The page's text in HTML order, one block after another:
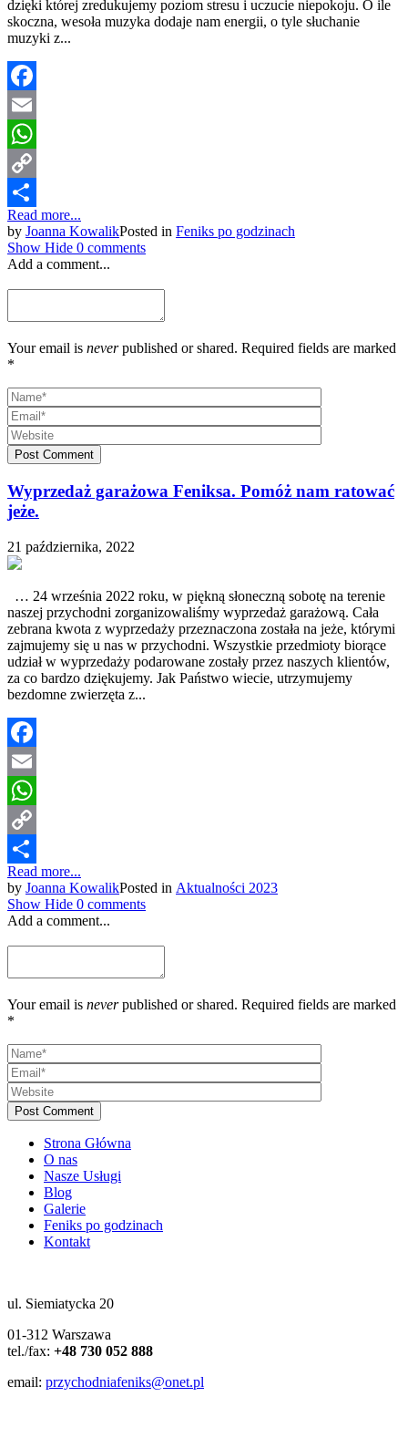
dzięki której zredukujemy poziom stresu i uczucie niepokoju. O ile
skoczna, wesoła muzyka dodaje nam energii, o tyle słuchanie
muzyki z...
Facebook
Email
WhatsApp
Copy
Link
Share
Read more...
by Joanna KowalikPosted in Feniks po godzinach
Show Hide 0 comments
Add a comment...
Your email is neverpublished or shared. Required fields are marked
*
Post Comment
Wyprzedaż garażowa Feniksa. Pomóż nam ratować
jeże.
21 października, 2022
… 24 września 2022 roku, w piękną słoneczną sobotę na terenie
naszej przychodni zorganizowaliśmy wyprzedaż garażową. Cała
zebrana kwota z wyprzedaży przeznaczona została na jeże, którymi
zajmujemy się u nas w przychodni. Wszystkie przedmioty biorące
udział w wyprzedaży podarowane zostały przez naszych klientów,
za co bardzo dziękujemy. Jak Państwo wiecie, utrzymujemy
bezdomne zwierzęta z...
Facebook
Email
WhatsApp
Copy
Link
Share
Read more...
by Joanna KowalikPosted in Aktualności 2023
Show Hide 0 comments
Add a comment...
Your email is neverpublished or shared. Required fields are marked
*
Post Comment
Strona Główna
O nas
Nasze Usługi
Blog
Galerie
Feniks po godzinach
Kontakt
ul. Siemiatycka 20
01-312 Warszawa
tel./fax: +48 730 052 888
email: przychodniafeniks@onet.pl